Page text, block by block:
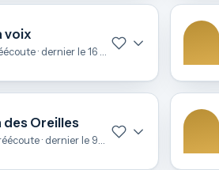
voix
des Oreilles